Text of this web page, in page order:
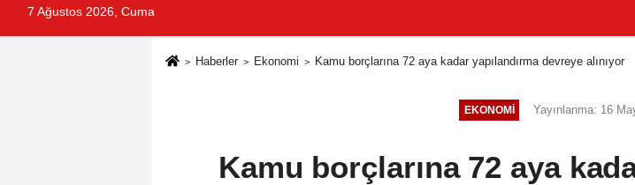
7 Ağustos 2026, Cuma
Haberler Ekonomi Kamu borçlarına 72 aya kadar yapılandırma devreye alınıyor
EKONOMI Yayınlanma: 16
Kamu borçlarına 72 aya